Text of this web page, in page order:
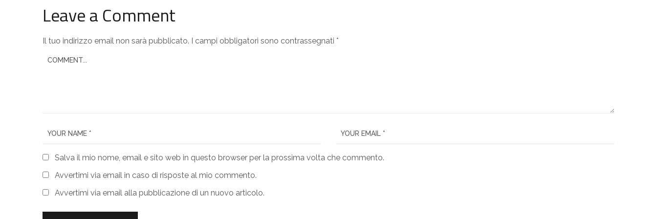
Leave a Comment
Il tuo indirizzo email non sarà pubblicato. I campi obbligatori sono contrassegnati *
Salva il mio nome, email e sito web in questo browser per la prossima volta che commento.
Avvertimi via email in caso di risposte al mio commento.
Avvertimi via email alla pubblicazione di un nuovo articolo.